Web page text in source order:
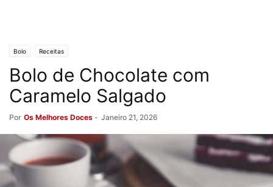
Bolo Receitas
Bolo de Chocolate com
Caramelo Salgado
Por Os Melhores Doces - Janeiro 21, 2026